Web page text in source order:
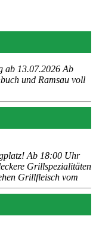
ab 13.07.2026 Ab
und Ramsau voll
Ab 18:00 Uhr
Grillspezialitäten
Grillfleisch vom